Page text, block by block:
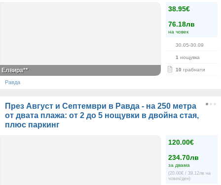
38.95€
76.18лв
на човек
30.05-30.09
1 нощувка
10 грабнати
Елвира**
Равда
През Август и Септември в Равда - на 250 метра
от двата плажа: от 2 до 5 нощувки в двойна стая,
плюс паркинг
120.00€
234.70лв
за двама
(20.00€ / 39.12лв на
човек/ден)